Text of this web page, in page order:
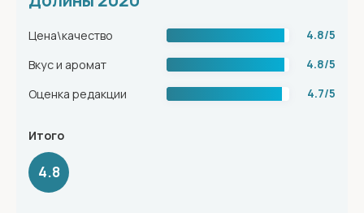
Цена\качество 4.8/5
Вкус и аромат 4.8/5
Оценка редакции 4.7/5
Итого
4.8